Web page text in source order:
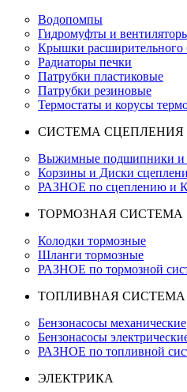
Водопомпы
Гидромуфты и
Крышки расширительного
Радиаторы печки
Патрубки пластиковые
Патрубки резиновые
Термостаты и корусы
СИСТЕМА СЦЕПЛЕНИЯ
Выжимные подшипники и
Корзины и Диски
РАЗНОЕ по сцеплению и
ТОРМОЗНАЯ СИСТЕМА
Колодки тормозные
Шланги тормозные
РАЗНОЕ по тормозной
ТОПЛИВНАЯ СИСТЕМА
Бензонасосы механические
Бензонасосы
РАЗНОЕ по топливной
ЭЛЕКТРИКА